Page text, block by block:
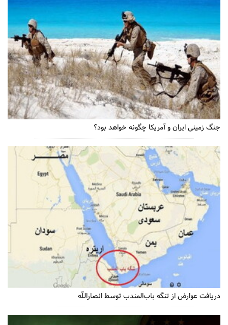
جنگ زمینی ایران و آمریکا چگونه خواهد بود؟
دریافت عوارض از تنگه باب‌المندب توسط انصاراللّه